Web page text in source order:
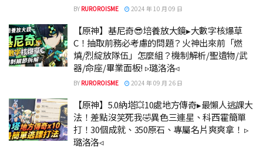
BY RUROROISME 2024 年 10 月 09 日
【原神】基尼奇😎培養放大鏡▸大數字核爆草
C！抽取前務必考慮的問題？火神出來前「燃
燒/烈綻放隊伍」怎麼組？機制解析/聖遺物/武
器/命座/畢業面板! ▹璐洛洛◃
BY RUROROISME 2024 年 09 月 26 日
【原神】5.0納塔💥10處地方傳奇▸最懶人逃課大
法！差點沒笑死我🤣異色三連星、科西霍簡單
打！30個成就、350原石、專屬名片爽爽拿！ ▹
璐洛洛◃